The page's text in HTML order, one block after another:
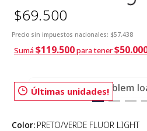
$69.500
Precio sin impuestos nacionales: $57.438
Sumá$119.500para tener
Últimas unidades!
There was a problem
Color: PRETO/VERDE FLUOR LIGHT